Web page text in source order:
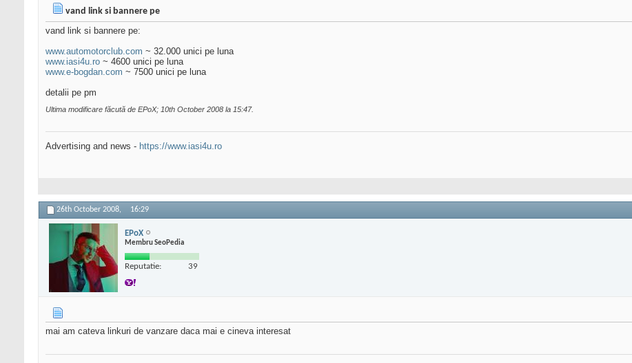
vand link si bannere pe
vand link si bannere pe:
www.automotorclub.com ~ 32.000 unici pe luna
www.iasi4u.ro ~ 4600 unici pe luna
www.e-bogdan.com ~ 7500 unici pe luna
detalii pe pm
Ultima modificare făcută de EPoX; 10th October 2008 la 15:47.
Advertising and news - https://www.iasi4u.ro
26th October 2008, 16:29
EPoX
Membru SeoPedia
Reputatie: 39
mai am cateva linkuri de vanzare daca mai e cineva interesat